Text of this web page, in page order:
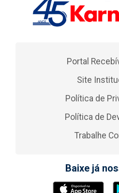
Portal
Site
Política de
Política de
Trabalhe
Baixe já